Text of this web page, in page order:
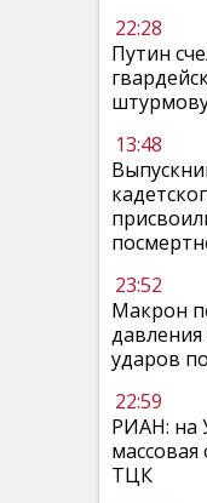
22:28
Путин
13:48
23:52
Макрон
ударов
22:59
РИАН: на
массовая
ТЦК